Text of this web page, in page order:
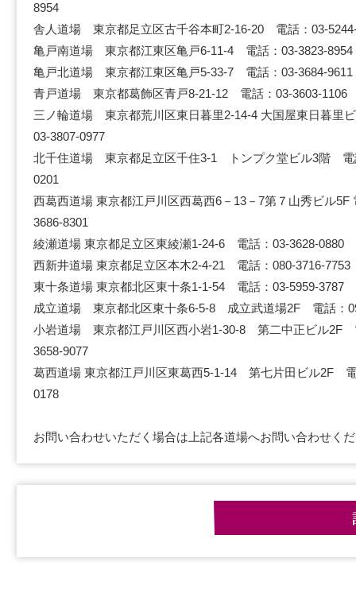
8954
舎人道場 東京都足立区古千谷本町2-16-20 電話：03-
亀戸南道場 東京都江東区亀戸6-11-4 電話：03-3823-8954
亀戸北道場 東京都江東区亀戸5-33-7 電話：03-3684-9611
青戸道場 東京都葛飾区青戸8-21-12 電話：03-3603-1106
三ノ輪道場 東京都荒川区東日暮里2-14-4 大国屋東日暮里
03-3807-0977
北千住道場 東京都足立区千住3-1 トンプク堂ビル3階 電
0201
西葛西道場 東京都江戸川区西葛西6－13－7第７山秀ビル5F
3686-8301
綾瀬道場 東京都足立区東綾瀬1-24-6 電話：03-3628-0880
西新井道場 東京都足立区本木2-4-21 電話：080-3716-7753
東十条道場 東京都北区東十条1-1-54 電話：03-5959-3787
成立道場 東京都北区東十条6-5-8 成立武道場2F 電話：
小岩道場 東京都江戸川区西小岩1-30-8 第二中正ビル2F
3658-9077
葛西道場 東京都江戸川区東葛西5-1-14 第七片田ビル2F
0178
お問い合わせいただく場合は上記各道場へお問い合わせく